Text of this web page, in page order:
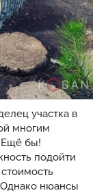
участка в
многим
Ещё бы!
подойти
нюансы